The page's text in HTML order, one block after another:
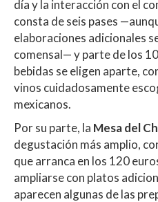
día y la interacción con el
consta de seis pases
elaboraciones adicionales
comensal— y parte de los
bebidas se eligen aparte,
vinos cuidadosamente
mexicanos.
Por su parte, la Mesa del
degustación más amplio,
que arranca en los 120
ampliarse con platos
aparecen algunas de las